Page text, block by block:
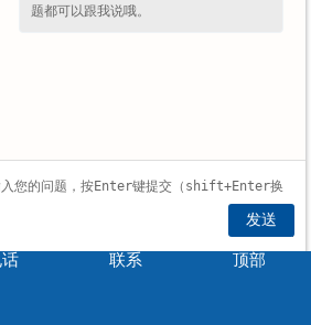
联系 顶部
题都可以跟我说哦。
发送